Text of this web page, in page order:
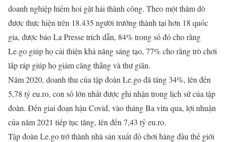
doanh nghiệp hiếm hoi gặt hái thành công. Theo một thăm dò
được thực hiện trên 18.435 người trưởng thành tại hơn 18 quốc
gia, được báo La Presse trích dẫn, 84% trong số đó cho rằng
Le.go giúp họ cải thiện khả năng sáng tạo, 77% cho rằng trò chơi
lắp ráp giúp họ giảm căng thẳng và thư giãn.
Năm 2020, doanh thu của tập đoàn Le.go đã tăng 34%, lên đến
5,78 tỷ eu.ro, con số lớn nhất được ghi nhận trong lịch sử của tập
đoàn. Đến giai đoạn hậu Covid, vào tháng Ba vừa qua, lợi nhuận
của năm 2021 tiếp tục tăng, lên đến 7,43 tỷ eu.ro.
Tập đoàn Le.go trở thành nhà sản xuất đồ chơi hàng đầu thế giới